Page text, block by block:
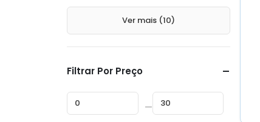
Ver mais (10)
Filtrar Por Preço
—